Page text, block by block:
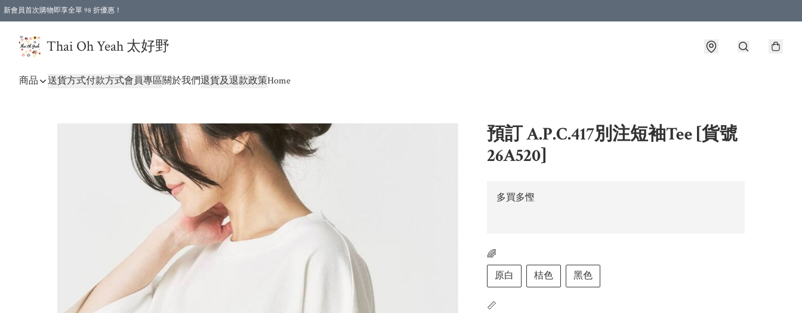
新會員首次購物即享全單 98 折優惠！
Thai Oh Yeah 太好野
商品 送貨方式付款方式會員專區關於我們退貨及退款政策Home
預訂 A.P.C.417別注短袖Tee [貨號
26A520]
多買多慳
🌈
原白
桔色 黑色
📏